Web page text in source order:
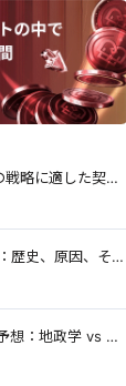
先物と先渡: あなたの戦略に適した契約はどれですか?
株式市場の暴落とは：歴史、原因、そして備え方
2026年EUR/USDの予想：地政学 vs 金利乖離